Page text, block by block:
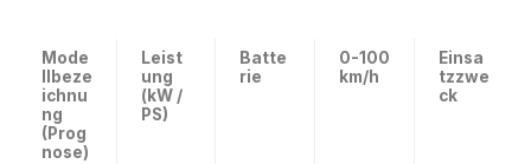
Mode
llbeze
ichnu
ng
(Prog
nose)
Leist
ung
(kW /
PS)
Batte
rie
0-100
km/h
Einsa
tzzwe
ck